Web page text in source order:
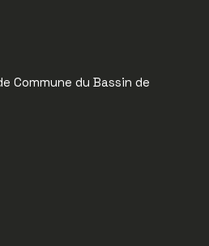
Commune du Bassin de